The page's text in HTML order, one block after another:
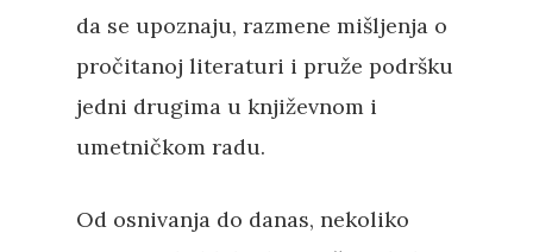
da se upoznaju, razmene mišljenja o
pročitanoj literaturi i pruže podršku
jedni drugima u književnom i
umetničkom radu.
Od osnivanja do danas, nekoliko